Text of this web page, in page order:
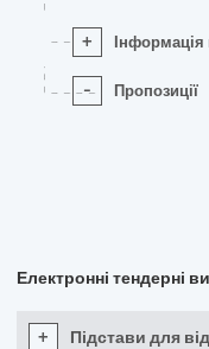
+ Інформація
- Пропозиції
Електронні тендерні
+ Підстави для